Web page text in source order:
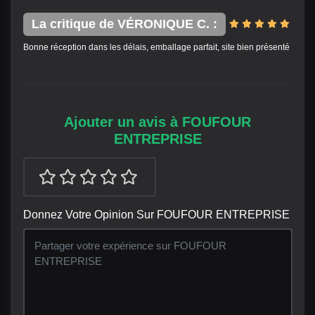
La critique de VÉRONIQUE C. :
Bonne réception dans les délais, emballage parfait, site bien présenté
Ajouter un avis à FOUFOUR
ENTREPRISE
Donnez Votre Opinion Sur FOUFOUR ENTREPRISE